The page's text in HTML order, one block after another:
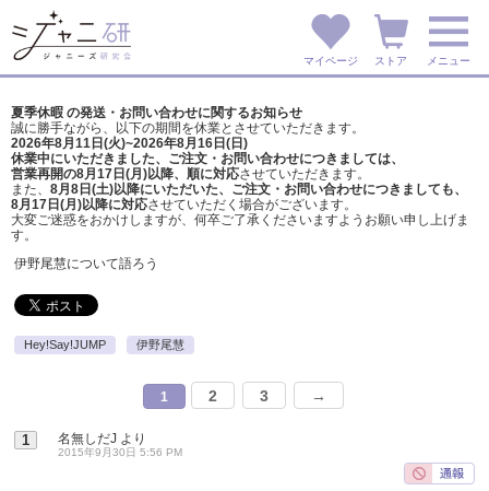
マイページ ストア メニュー
夏季休暇 の発送・お問い合わせに関するお知らせ
誠に勝手ながら、以下の期間を休業とさせていただきます。
2026年8月11日(火)~2026年8月16日(日)
休業中にいただきました、ご注文・お問い合わせにつきましては、
営業再開の8月17日(月)以降、順に対応させていただきます。
また、 8月8日(土)以降にいただいた、ご注文・ お問い合わせにつきましても、
8月17日(月)以降に対応させていただく場合がございます。
大変ご迷惑をおかけしますが、 何卒ご了承くださいますようお願い申し上げま
す。
伊野尾慧について語ろう
Hey!Say!JUMP 伊野尾慧
1 2 3 →
1 名無しだJ より
2015年9月30日 5:56 PM